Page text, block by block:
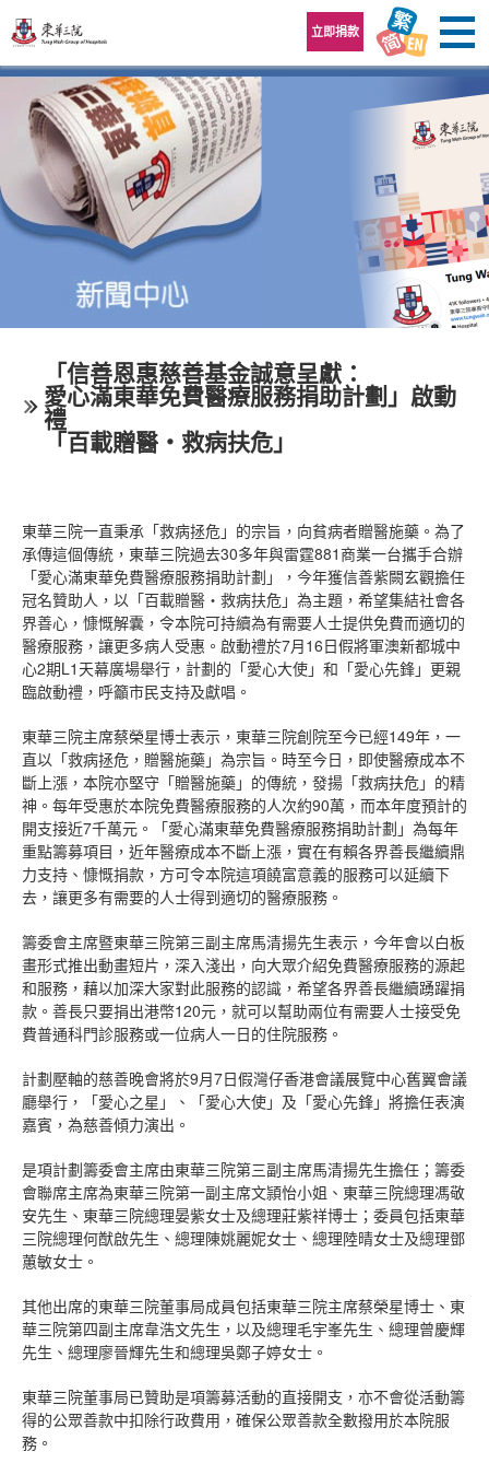
立即捐款
「信善恩惠慈善基金誠意呈獻：
愛心滿東華免費醫療服務捐助計劃」啟動
禮
「百載贈醫‧救病扶危」
東華三院一直秉承「救病拯危」的宗旨，向貧病者贈醫施藥。為了
承傳這個傳統，東華三院過去30多年與雷霆881商業一台攜手合辦
「愛心滿東華免費醫療服務捐助計劃」，今年獲信善紫闕玄觀擔任
冠名贊助人，以「百載贈醫‧救病扶危」為主題，希望集結社會各
界善心，慷慨解囊，令本院可持續為有需要人士提供免費而適切的
醫療服務，讓更多病人受惠。啟動禮於7月16日假將軍澳新都城中
心2期L1天幕廣場舉行，計劃的「愛心大使」和「愛心先鋒」更親
臨啟動禮，呼籲市民支持及獻唱。
東華三院主席蔡榮星博士表示，東華三院創院至今已經149年，一
直以「救病拯危，贈醫施藥」為宗旨。時至今日，即使醫療成本不
斷上漲，本院亦堅守「贈醫施藥」的傳統，發揚「救病扶危」的精
神。每年受惠於本院免費醫療服務的人次約90萬，而本年度預計的
開支接近7千萬元。「愛心滿東華免費醫療服務捐助計劃」為每年
重點籌募項目，近年醫療成本不斷上漲，實在有賴各界善長繼續鼎
力支持、慷慨捐款，方可令本院這項饒富意義的服務可以延續下
去，讓更多有需要的人士得到適切的醫療服務。
籌委會主席暨東華三院第三副主席馬清揚先生表示，今年會以白板
畫形式推出動畫短片，深入淺出，向大眾介紹免費醫療服務的源起
和服務，藉以加深大家對此服務的認識，希望各界善長繼續踴躍捐
款。善長只要捐出港幣120元，就可以幫助兩位有需要人士接受免
費普通科門診服務或一位病人一日的住院服務。
計劃壓軸的慈善晚會將於9月7日假灣仔香港會議展覽中心舊翼會議
廳舉行，「愛心之星」、「愛心大使」及「愛心先鋒」將擔任表演
嘉賓，為慈善傾力演出。
是項計劃籌委會主席由東華三院第三副主席馬清揚先生擔任；籌委
會聯席主席為東華三院第一副主席文頴怡小姐、東華三院總理馮敬
安先生、東華三院總理晏紫女士及總理莊紫祥博士；委員包括東華
三院總理何猷啟先生、總理陳姚麗妮女士、總理陸晴女士及總理鄧
蕙敏女士。
其他出席的東華三院董事局成員包括東華三院主席蔡榮星博士、東
華三院第四副主席韋浩文先生，以及總理毛宇峯先生、總理曾慶輝
先生、總理廖晉輝先生和總理吳鄭子婷女士。
東華三院董事局已贊助是項籌募活動的直接開支，亦不會從活動籌
得的公眾善款中扣除行政費用，確保公眾善款全數撥用於本院服
務。